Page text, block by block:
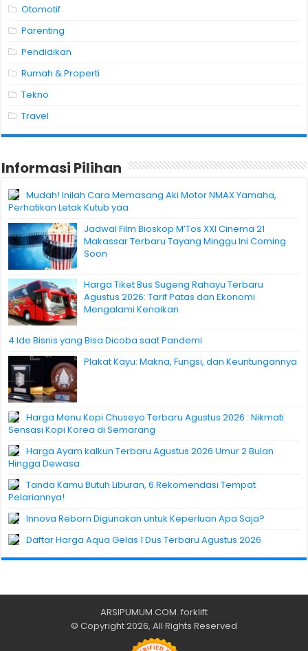
Otomotif
Parenting
Pendidikan
Rumah & Properti
Tekno
Travel
Informasi Pilihan
Mudah! Inilah Cara Memasang Aki Motor NMAX Yamaha,
Perhatikan Letak Kutub yaa
Jadwal Film Bioskop M’Tos XXI Cinema 21
Makassar Terbaru Tayang Minggu Ini Coming
Soon
Harga Tiket Bus Sugeng Rahayu Terbaru
Agustus 2026: Tarif Patas dan Ekonomi
Mengalami Kenaikan
4 Ide Bisnis yang Bisa Dicoba saat Pandemi
Plakat Kayu: Makna, Fungsi, dan Keuntungannya
Harga Menu Kopi Chuseyo Terbaru Agustus 2026 : Nikmati
Sensasi Kopi Korea di Semarang
Harga Ayam kalkun Terbaru Agustus 2026 Umur 2 Bulan
Hingga Dewasa
Tanda Kamu Butuh Liburan, 6 Rekomendasi Tempat
Pelariannya!
Innova Reborn Digunakan untuk Keperluan Apa Saja?
Daftar Harga Aqua Gelas 1 Dus Terbaru Agustus 2026
ARSIPUMUM.COM. forklift
© Copyright 2026, All Rights Reserved